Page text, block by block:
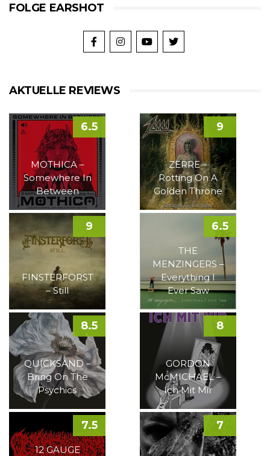
FOLGE EARSHOT
AKTUELLE REVIEWS
MOTHICA –
Somewhere In
Between
6.5
ZERRE –
Rotting On A
Golden Throne
9
FINSTERFORST
– Still
9
THE
MENZINGERS –
Everything I
Ever Saw
6.5
QUICKSAND –
Bring On The
Psychics
8.5
GORDON
McMICHAEL –
Ich Mit Mir
8
12 GAUGE
7.5 7